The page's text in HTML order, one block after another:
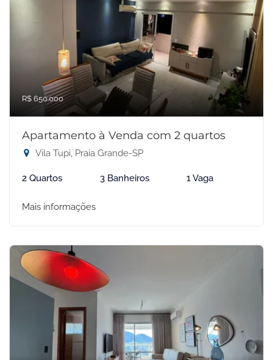
R$ 650.000
Apartamento à Venda com 2 quartos
Vila Tupi, Praia Grande-SP
2 Quartos 3 Banheiros 1 Vaga
Mais informações